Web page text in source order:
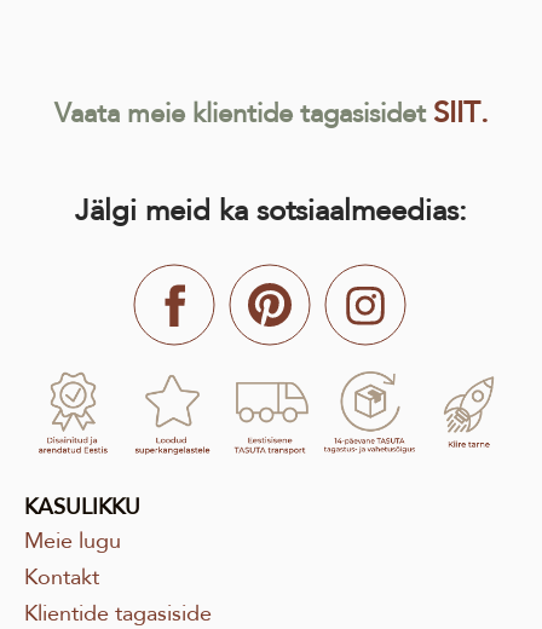
Vaata meie klientide tagasisidet SIIT.
Jälgi meid ka sotsiaalmeedias:
KASULIKKU
Meie lugu
Kontakt
Klientide tagasiside